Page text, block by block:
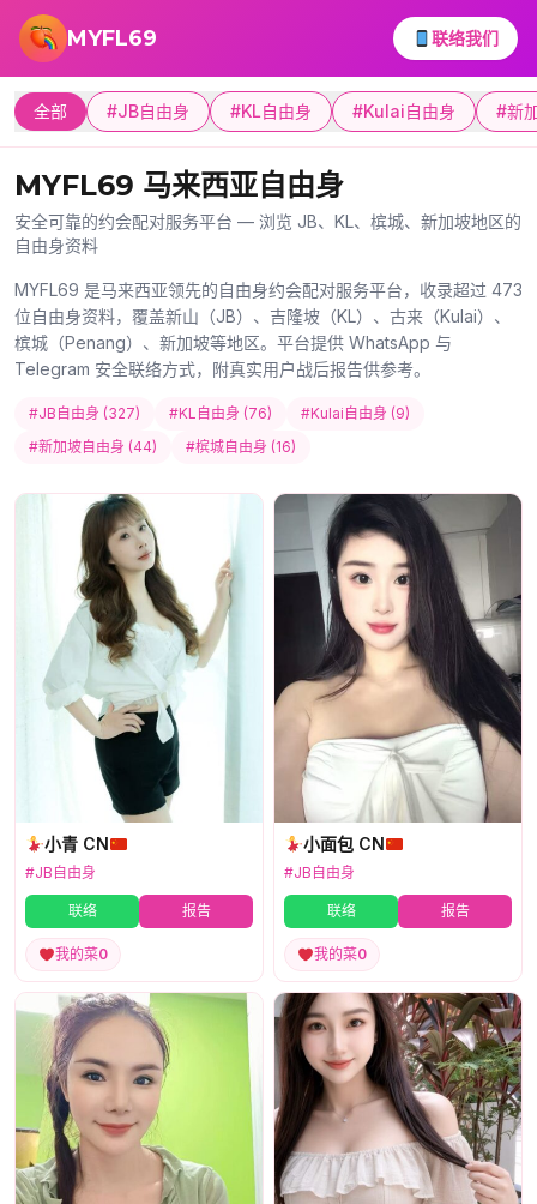
跳转到主要内容
MYFL69 联络我们
全部 #JB自由身 #KL自由身 #Kulai自由身 #新
MYFL69 马来西亚自由身
安全可靠的约会配对服务平台 — 浏览 JB、KL、槟城、新加坡地区的
自由身资料
MYFL69 是马来西亚领先的自由身约会配对服务平台，收录超过 473
位自由身资料，覆盖新山（JB）、吉隆坡（KL）、古来（Kulai）、
槟城（Penang）、新加坡等地区。平台提供 WhatsApp 与
Telegram 安全联络方式，附真实用户战后报告供参考。
#JB自由身 (327) #KL自由身 (76)
#Kulai自由身 (9)
#新加坡自由身 (44)
#槟城自由身 (16)
小青 CN
#JB自由身
联络 报告
我的菜0
小面包 CN
#JB自由身
联络 报告
我的菜0